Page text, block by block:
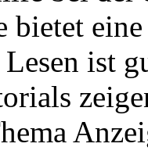
bietet
ist